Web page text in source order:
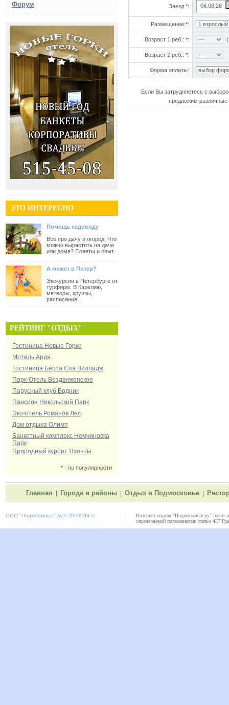
Форум
ЭТО ИНТЕРЕСНО
Помощь садоводу
Все про дачу и огород. Что
можно вырастить на даче
или дома? Советы и опыт.
А может в Питер?
Экскурсии в Петербурге от
турфирм. В Карелию,
метеоры, круизы,
расписание.
РЕЙТИНГ "ОТДЫХ"
Гостиница Новые Горки
Мотель Ария
Гостиница Берта Спа Вилладж
Парк-Отель Воздвиженское
Парусный клуб Водник
Пансион Никольский Парк
Эко-отель Романов Лес
Дом отдыха Олимп
Банкетный комплекс Немчиновка
Парк
Природный курорт Яхонты
*- по популярности
Заезд *:
Размещение:*:
Возраст 1 реб.: *:
Возраст 2 реб.: *:
Форма оплаты:
Если Вы затрудняетесь с
предложим различные
Главная Города и районы Отдых в Подмосковье
ООО "Подмосковье" .ру © 2006-08 гг.
Интернет портал "Подмосковье.ру" носит
определяемой положениями статьи 437